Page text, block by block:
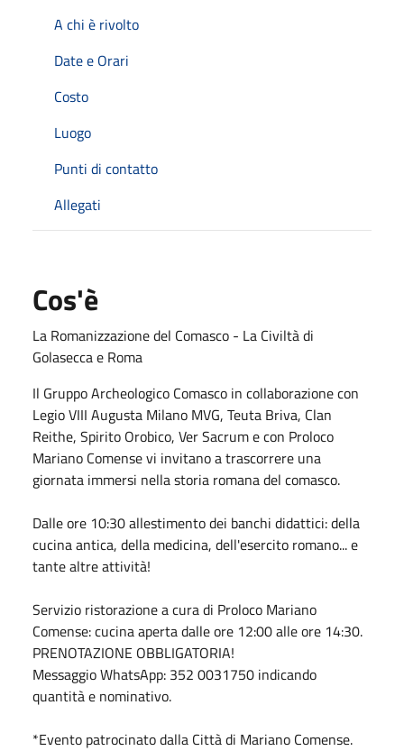
A chi è rivolto
Date e Orari
Costo
Luogo
Punti di contatto
Allegati
Cos'è
La Romanizzazione del Comasco - La Civiltà di
Golasecca e Roma
Il Gruppo Archeologico Comasco in collaborazione con
Legio VIII Augusta Milano MVG, Teuta Briva, Clan
Reithe, Spirito Orobico, Ver Sacrum e con Proloco
Mariano Comense vi invitano a trascorrere una
giornata immersi nella storia romana del comasco.
Dalle ore 10:30 allestimento dei banchi didattici: della
cucina antica, della medicina, dell'esercito romano... e
tante altre attività!
Servizio ristorazione a cura di Proloco Mariano
Comense: cucina aperta dalle ore 12:00 alle ore 14:30.
PRENOTAZIONE OBBLIGATORIA!
Messaggio WhatsApp: 352 0031750 indicando
quantità e nominativo.
*Evento patrocinato dalla Città di Mariano Comense.